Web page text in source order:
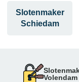
Slotenmaker
Schiedam
Volendam